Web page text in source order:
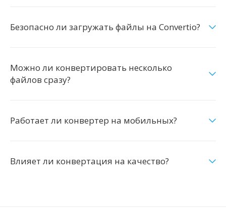
Безопасно ли загружать файлы на Convertio?
Можно ли конвертировать несколько
файлов сразу?
Работает ли конвертер на мобильных?
Влияет ли конвертация на качество?